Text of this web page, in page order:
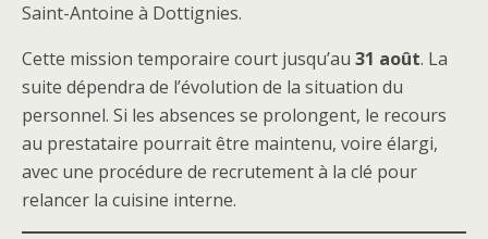
Saint-Antoine à Dottignies.
Cette mission temporaire court jusqu’au 31 août. La
suite dépendra de l’évolution de la situation du
personnel. Si les absences se prolongent, le recours
au prestataire pourrait être maintenu, voire élargi,
avec une procédure de recrutement à la clé pour
relancer la cuisine interne.